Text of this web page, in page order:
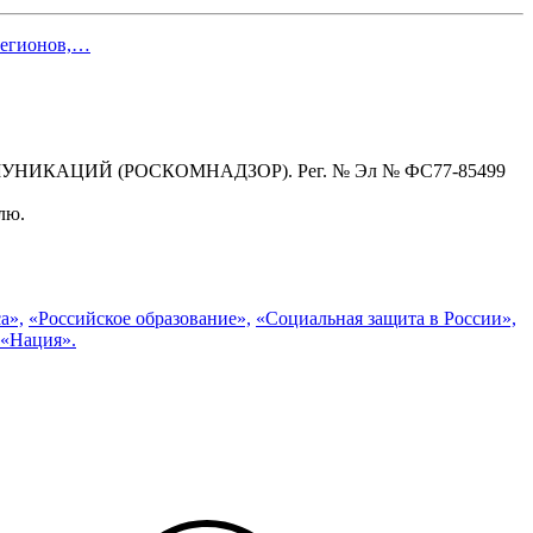
(РОСКОМНАДЗОР). Рег. № Эл № ФС77-85499
«Российское образование», «Социальная защита в России»,